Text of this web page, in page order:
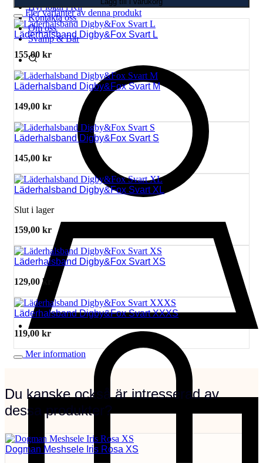
Hyr lokal i Kil
Kontakta oss
Om oss
Svamp & Bär
Fler varianter av denna produkt
Läderhalsband Digby&Fox Svart L
155,00 kr
Läderhalsband Digby&Fox Svart M
149,00 kr
Läderhalsband Digby&Fox Svart S
145,00 kr
Läderhalsband Digby&Fox Svart XL
Slut i lager
159,00 kr
Läderhalsband Digby&Fox Svart XS
129,00kr
Läderhalsband Digby&Fox Svart XXXS
119,00 kr
Mer information
Du kanske också är intresserad av
dessa produkter?
Dogman Meshsele Iris Rosa XS